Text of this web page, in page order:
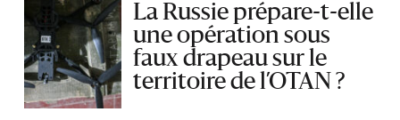
La Russie prépare-t-elle
une opération sous
faux drapeau sur le
territoire de l’OTAN ?